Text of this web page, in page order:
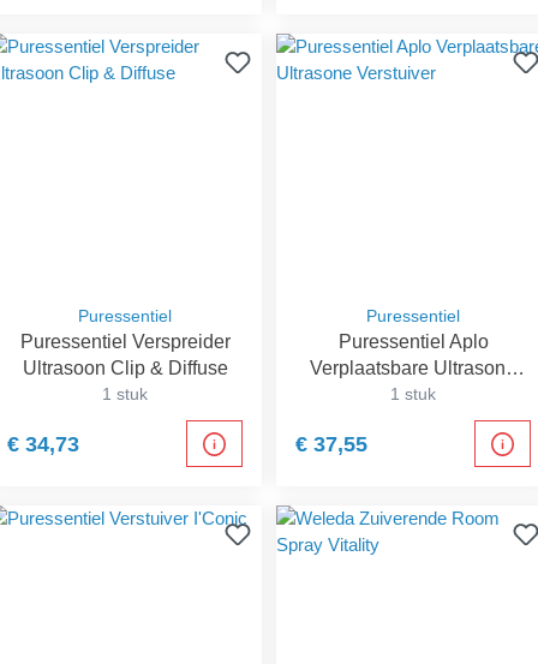
Puressentiel
Puressentiel Verspreider
Ultrasoon Clip & Diffuse
1 stuk
€ 34,73
Puressentiel
Puressentiel Aplo
Verplaatsbare Ultrasone
Verstuiver
1 stuk
€ 37,55